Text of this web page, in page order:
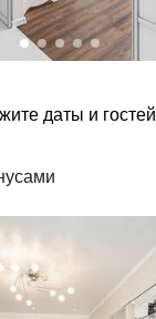
даты и гостей